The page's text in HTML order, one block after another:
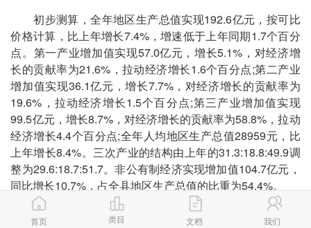
初步测算，全年地区生产总值实现192.6亿元，按可比
价格计算，比上年增长7.4%，增速低于上年同期1.7个百分
点。第一产业增加值实现57.0亿元，增长5.1%，对经济增
长的贡献率为21.6%，拉动经济增长1.6个百分点;第二产业
增加值实现36.1亿元，增长7.7%，对经济增长的贡献率为
19.6%，拉动经济增长1.5个百分点;第三产业增加值实现
99.5亿元，增长8.7%，对经济增长的贡献率为58.8%，拉动
经济增长4.4个百分点;全年人均地区生产总值28959元，比
上年增长8.4%。三次产业的结构由上年的31.3:18.8:49.9调
整为29.6:18.7:51.7。非公有制经济实现增加值104.7亿元，
同比增长10.7%，占全县地区生产总值的比重为54.4%。
首页 类目 文档 我们